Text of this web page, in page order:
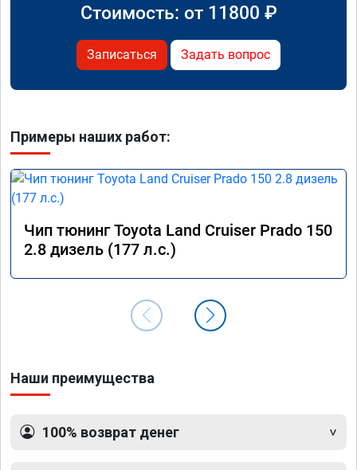
Стоимость: от 11800 ₽
Записаться Задать вопрос
Примеры наших работ:
Чип тюнинг Toyota Land Cruiser Prado 150
2.8 дизель (177 л.с.)
Наши преимущества
100% возврат денег